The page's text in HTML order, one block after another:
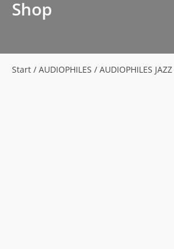
Shop
Start / AUDIOPHILES / AUDIOPHILES JAZZ